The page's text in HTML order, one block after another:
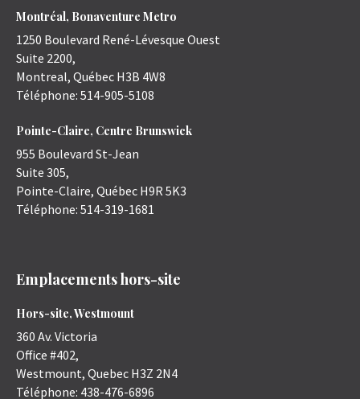
Montréal, Bonaventure Metro
1250 Boulevard René-Lévesque Ouest
Suite 2200,
Montreal, Québec H3B 4W8
Téléphone: 514-905-5108
Pointe-Claire, Centre Brunswick
955 Boulevard St-Jean
Suite 305,
Pointe-Claire, Québec H9R 5K3
Téléphone: 514-319-1681
Emplacements hors-site
Hors-site, Westmount
360 Av. Victoria
Office #402,
Westmount, Quebec H3Z 2N4
Téléphone: 438-476-6896